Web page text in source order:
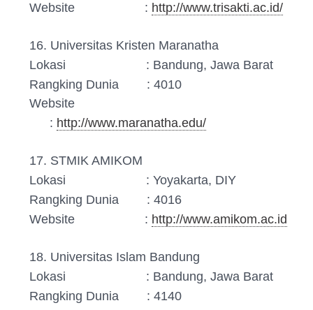
Website : http://www.trisakti.ac.id/
16. Universitas Kristen Maranatha
Lokasi : Bandung, Jawa Barat
Rangking Dunia : 4010
Website
: http://www.maranatha.edu/
17. STMIK AMIKOM
Lokasi : Yoyakarta, DIY
Rangking Dunia : 4016
Website : http://www.amikom.ac.id
18. Universitas Islam Bandung
Lokasi : Bandung, Jawa Barat
Rangking Dunia : 4140